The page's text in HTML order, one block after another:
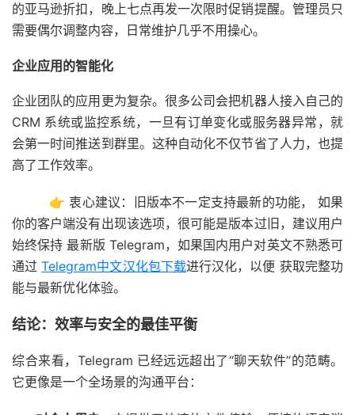
的亚马逊折扣，晚上七点再发一次限时促销提醒。管理员只
需要偶尔调整内容，日常维护几乎不用操心。
企业应用的智能化
企业团队的应用更为复杂。很多公司会把机器人接入自己的
CRM 系统或监控系统，一旦有订单变化或服务器异常，就
会第一时间推送到群里。这种自动化不仅节省了人力，也提
高了工作效率。
👉 衷心建议：旧版本不一定支持最新的功能， 如果
你的客户端没有出现该选项，很可能是版本过旧，建议用户
始终保持 最新版 Telegram，如果国内用户对英文不熟悉可
通过Telegram中文汉化包下载进行汉化，以便 获取完整功
能与最新优化体验。
结论：效率与安全的最佳平衡
综合来看，Telegram 已经远远超出了“聊天软件”的范畴。
它更像是一个全场景的沟通平台：